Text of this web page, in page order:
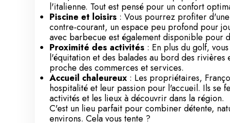
l'italienne. Tout est pensé pour un confort
Piscine et loisirs : Vous pourrez profiter
contre-courant, un espace peu profond pour
avec barbecue est également disponible pour
Proximité des activités : En plus du golf,
l'équitation et des balades au bord des rivières
proche des commerces et services.
Accueil chaleureux : Les propriétaires,
hospitalité et leur passion pour l'accueil. Ils se
activités et les lieux à découvrir dans la région.
C'est un lieu parfait pour combiner détente,
environs. Cela vous tente ?